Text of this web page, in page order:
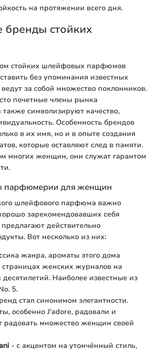
на протяжении всего дня.
бренды стойких
стойких шлейфовых парфюмов
без упоминания известных
за собой множество поклонников.
почетные члены рынка
символизируют качество,
Особенность брендов
в их имя, но и в опыте создания
которые оставляют след в памяти.
многих женщин, они служат гарантом
парфюмерии для женщин
шлейфового парфюма важно
зарекомендовавших себя
действительно
Вот несколько из них:
жанра, ароматы этого дома
страницах женских журналов на
Наиболее известные из
5.
стал синонимом элегантности.
особенно J'adore, радовали и
радовать множество женщин своей
- с акцентом на утончённый стиль,